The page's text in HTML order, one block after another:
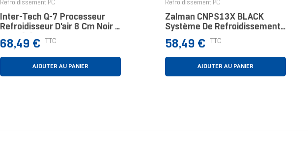
Refroidissement PC
Inter-Tech Q-7 Processeur
Refroidisseur D'air 8 Cm Noir 1
Prix
68,49 € TTC
AJOUTER AU PANIER
Refroidissement PC
Zalman CNPS13X BLACK
Système De Refroidissement
D’ordinateur Processeur
Refroidisseur D'air 12 Cm Noir
Prix
58,49 € TTC
AJOUTER AU PANIER